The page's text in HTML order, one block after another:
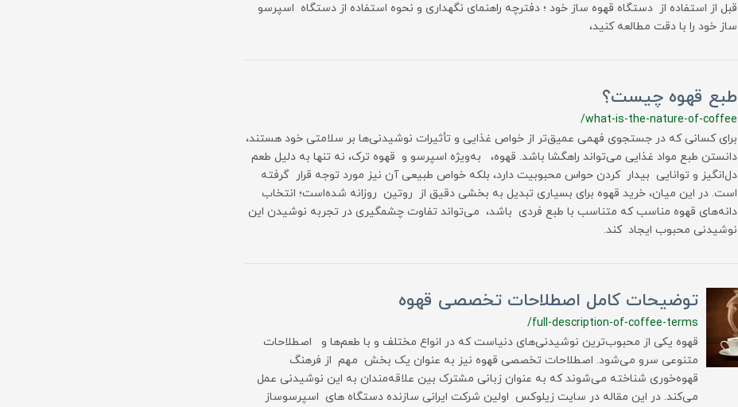
قبل از استفاده از دستگاه قهوه ساز خود ؛ دفترچه راهنمای نگهداری و نحوه استفاده از دستگاه اسپرسو
ساز خود را با دقت مطالعه کنید،
طبع قهوه چیست؟
/what-is-the-nature-of-coffee
برای کسانی که در جستجوی فهمی عمیق‌تر از خواص غذایی و تأثیرات نوشیدنی‌ها بر سلامتی خود هستند،
دانستن طبع مواد غذایی می‌تواند راهگشا باشد. قهوه، به‌ویژه اسپرسو و قهوه ترک، نه تنها به دلیل طعم
دل‌انگیز و توانایی بیدار کردن حواس محبوبیت دارد، بلکه خواص طبیعی آن نیز مورد توجه قرار گرفته
است. در این میان، خرید قهوه برای بسیاری تبدیل به بخشی دقیق از روتین روزانه شده‌است؛ انتخاب
دانه‌های قهوه مناسب که متناسب با طبع فردی باشد، می‌تواند تفاوت چشمگیری در تجربه نوشیدن این
نوشیدنی محبوب ایجاد کند.
توضیحات کامل اصطلاحات تخصصی قهوه
/full-description-of-coffee-terms
قهوه یکی از محبوب‌ترین نوشیدنی‌های دنیاست که در انواع مختلف و با طعم‌ها و اصطلاحات
متنوعی سرو می‌شود. اصطلاحات تخصصی قهوه نیز به عنوان یک بخش مهم از فرهنگ
قهوه‌خوری شناخته می‌شوند که به عنوان زبانی مشترک بین علاقه‌مندان به این نوشیدنی عمل
می‌کند. در این مقاله در سایت زیلوکس اولین شرکت ایرانی سازنده دستگاه های اسپرسوساز